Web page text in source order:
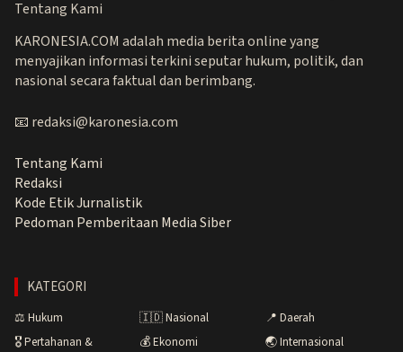
Tentang Kami
KARONESIA.COM adalah media berita online yang
menyajikan informasi terkini seputar hukum, politik, dan
nasional secara faktual dan berimbang.
📧 redaksi@karonesia.com
Tentang Kami
Redaksi
Kode Etik Jurnalistik
Pedoman Pemberitaan Media Siber
KATEGORI
⚖️ Hukum 🇮🇩 Nasional
📍 Daerah
🎖️ Pertahanan &
💰 Ekonomi 🌏 Internasional